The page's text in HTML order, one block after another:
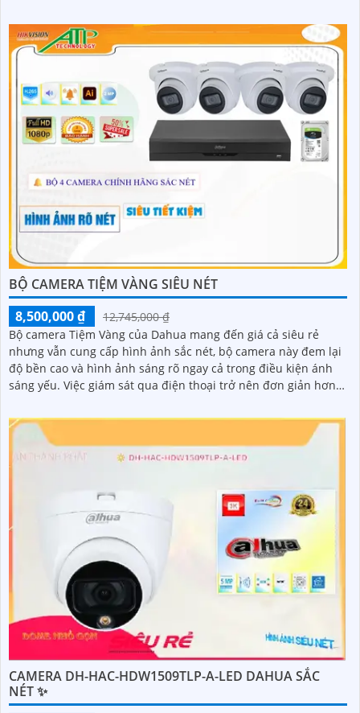
BỘ CAMERA TIỆM VÀNG SIÊU NÉT
8,500,000 ₫
12,745,000 ₫
Bộ camera Tiệm Vàng của Dahua mang đến giá cả siêu rẻ
nhưng vẫn cung cấp hình ảnh sắc nét, bộ camera này đem lại
độ bền cao và hình ảnh sáng rõ ngay cả trong điều kiện ánh
sáng yếu. Việc giám sát qua điện thoại trở nên đơn giản hơn
nơi
CAMERA DH-HAC-HDW1509TLP-A-LED DAHUA SẮC
NÉT ✨